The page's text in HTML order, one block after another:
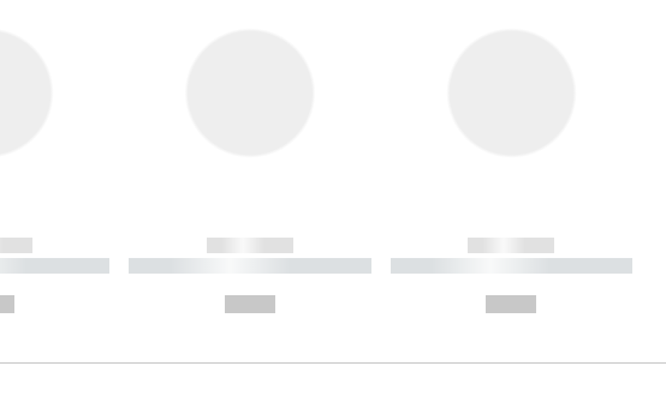
----------
------------
----------- ----------- ----------
------------
----------- ----------- ----------